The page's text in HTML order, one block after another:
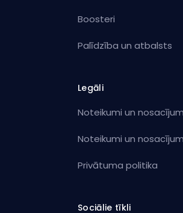
Boosteri
Palīdzība un atbalsts
Legāli
Noteikumi un
Noteikumi un
Privātuma politika
Sociālie tīkli